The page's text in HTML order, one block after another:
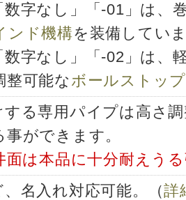
字なし」「-01」は、
ンド機構を装備してい
数字なし」「-02」は、
整可能な ボールストッ
する専用パイプは高さ
ができます。
は本品に十分耐えう
名入れ対応可能。（詳